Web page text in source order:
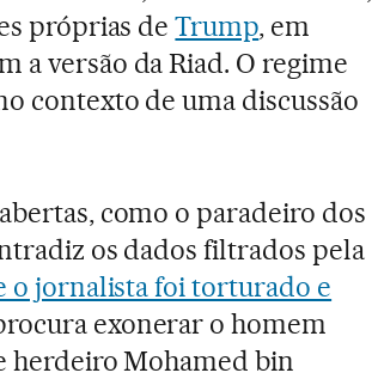
próprias deTrump, em
a versão da Riad. O regime
contexto de uma discussão
como o paradeiro dos
os dados filtrados pela
o jornalista foi torturado e
exonerar o homem
herdeiro Mohamed bin